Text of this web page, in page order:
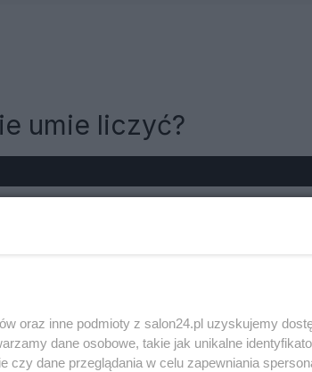
umie liczyć?
oraz inne podmioty z salon24.pl uzyskujemy
dane osobowe, takie jak unikalne
czy dane przeglądania w celu zapewniania